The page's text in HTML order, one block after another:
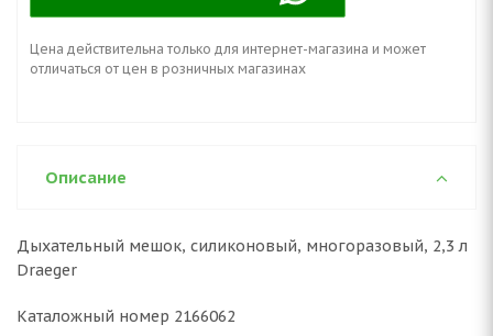
Цена действительна только для интернет-магазина и может
отличаться от цен в розничных магазинах
Описание
Дыхательный мешок, силиконовый, многоразовый, 2,3 л
Draeger
Каталожный номер 2166062